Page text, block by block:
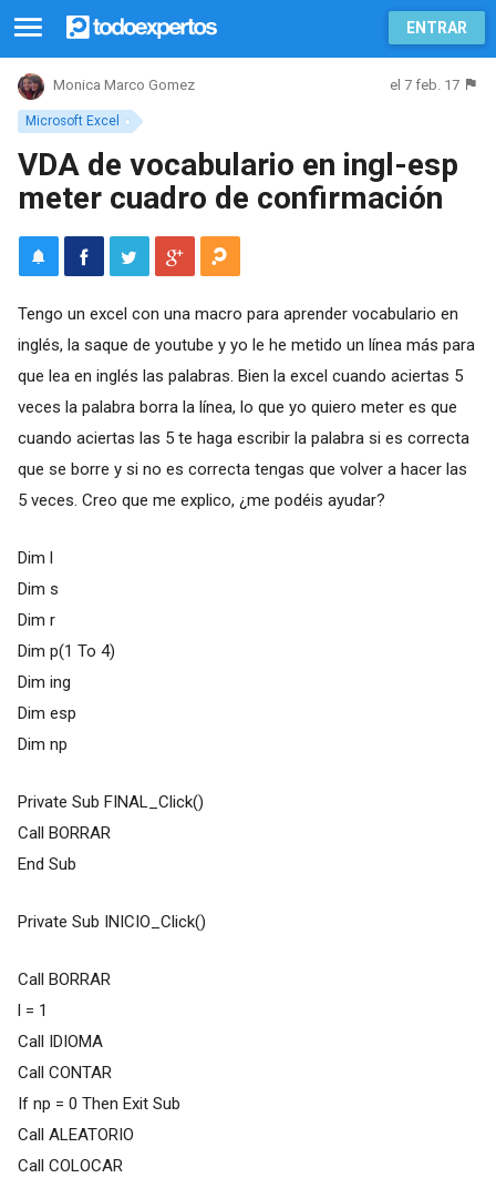
ENTRAR
Microsoft Excel
Monica Marco Gomez el 7 feb. 17
VDA de vocabulario en ingl-esp
meter cuadro de confirmación
Tengo un excel con una macro para aprender vocabulario en
inglés, la saque de youtube y yo le he metido un línea más para
que lea en inglés las palabras. Bien la excel cuando aciertas 5
veces la palabra borra la línea, lo que yo quiero meter es que
cuando aciertas las 5 te haga escribir la palabra si es correcta
que se borre y si no es correcta tengas que volver a hacer las
5 veces. Creo que me explico, ¿me podéis ayudar?
Dim l
Dim s
Dim r
Dim p(1 To 4)
Dim ing
Dim esp
Dim np
Private Sub FINAL_Click()
Call BORRAR
End Sub
Private Sub INICIO_Click()
Call BORRAR
l = 1
Call IDIOMA
Call CONTAR
If np = 0 Then Exit Sub
Call ALEATORIO
Call COLOCAR